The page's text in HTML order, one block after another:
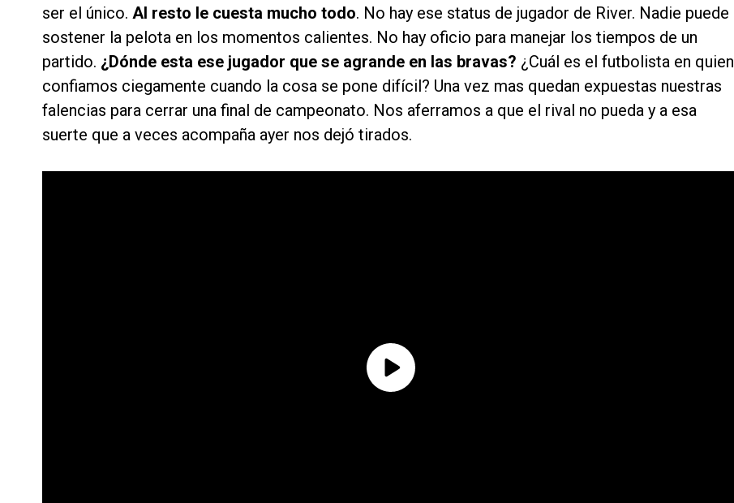
ser el único. Al resto le cuesta mucho todo. No hay ese status de jugador de River. Nadie puede
sostener la pelota en los momentos calientes. No hay oficio para manejar los tiempos de un
partido. ¿Dónde esta ese jugador que se agrande en las bravas? ¿Cuál es el futbolista en quien
confiamos ciegamente cuando la cosa se pone difícil? Una vez mas quedan expuestas nuestras
falencias para cerrar una final de campeonato. Nos aferramos a que el rival no pueda y a esa
suerte que a veces acompaña ayer nos dejó tirados.